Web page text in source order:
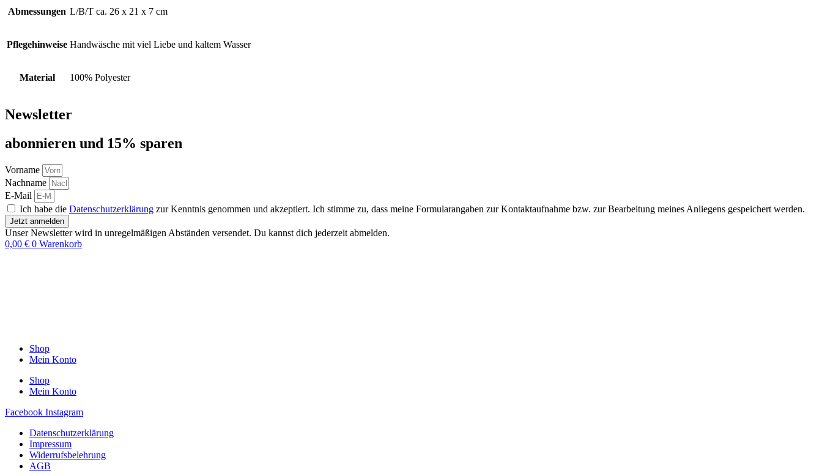
Abmessungen L/B/T ca. 26 x 21 x 7 cm
Pflegehinweise Handwäsche mit viel Liebe und kaltem Wasser
Material 100% Polyester
Newsletter
abon­nie­ren und 15% sparen
Vorname
Nachname
E-Mail
Ich habe die Datenschutzerklärung zur Kenntnis genommen und akzeptiert. Ich stimme zu, dass meine Formularangaben zur Kontaktaufnahme bzw. zur Bearbeitung meines Anliegens gespeichert werden.
Jetzt anmelden
Unser Newsletter wird in unregelmäßigen Abständen versendet. Du kannst dich jederzeit abmelden.
0,00 € 0 Warenkorb
Shop
Mein Konto
Shop
Mein Konto
Facebook Instagram
Datenschutzerklärung
Impressum
Widerrufsbelehrung
AGB